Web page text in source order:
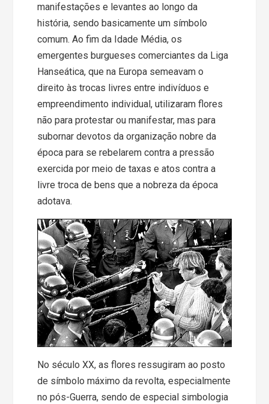
manifestações e levantes ao longo da
história, sendo basicamente um símbolo
comum. Ao fim da Idade Média, os
emergentes burgueses comerciantes da Liga
Hanseática, que na Europa semeavam o
direito às trocas livres entre indivíduos e
empreendimento individual, utilizaram flores
não para protestar ou manifestar, mas para
subornar devotos da organização nobre da
época para se rebelarem contra a pressão
exercida por meio de taxas e atos contra a
livre troca de bens que a nobreza da época
adotava.
No século XX, as flores ressugiram ao posto
de símbolo máximo da revolta, especialmente
no pós-Guerra, sendo de especial simbologia